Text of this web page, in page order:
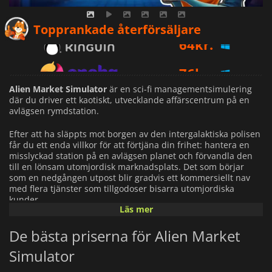
Topprankade återförsäljare
64kr.
82kr.
Alien Market Simulator är en sci-fi managementsimulering
där du driver ett kaotiskt, utvecklande affärscentrum på en
avlägsen rymdstation.
Efter att ha släppts mot borgen av den intergalaktiska polisen
får du ett enda villkor för att förtjäna din frihet: hantera en
misslyckad station på en avlägsen planet och förvandla den
till en lönsam utomjordisk marknadsplats. Det som börjar
som en nedgången utpost blir gradvis ett kommersiellt nav
med flera tjänster som tillgodoser bisarra utomjordiska
kunder.
stationsbyggande i sandlådestil. Du kommer att hantera
vardagliga detaljhandelsoperationer som att skanna och sälja
varor, men också expandera till större system: tanka
Läs mer
De bästa priserna för Alien Market
Simulator